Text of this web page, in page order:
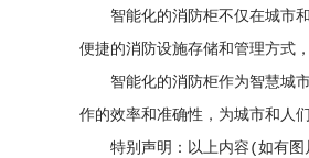
智能化的消防柜不仅在城市和
便捷的消防设施存储和管理方式
智能化的消防柜作为智慧城市
作的效率和准确性，为城市和人
特别声明：以上内容(如有图片